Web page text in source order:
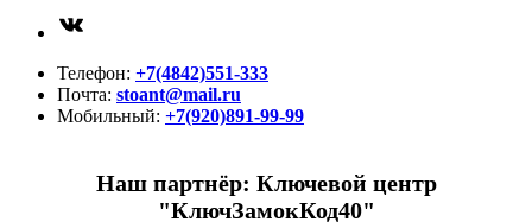
Телефон: +7(4842)551-333
Почта: stoant@mail.ru
Мобильный: +7(920)891-99-99
Наш партнёр: Ключевой центр
"КлючЗамокКод40"